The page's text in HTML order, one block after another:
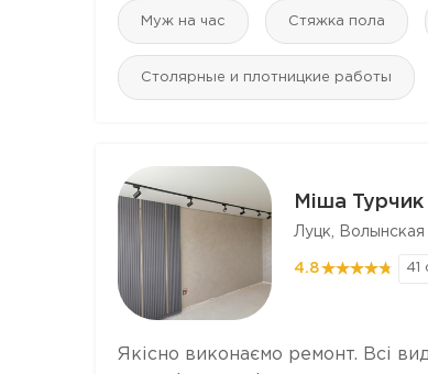
Муж на час Стяжка пола
Столярные и плотницкие работы
Міша Турчик
Луцк, Волынская
4.8 41
Якісно виконаємо ремонт. Всі